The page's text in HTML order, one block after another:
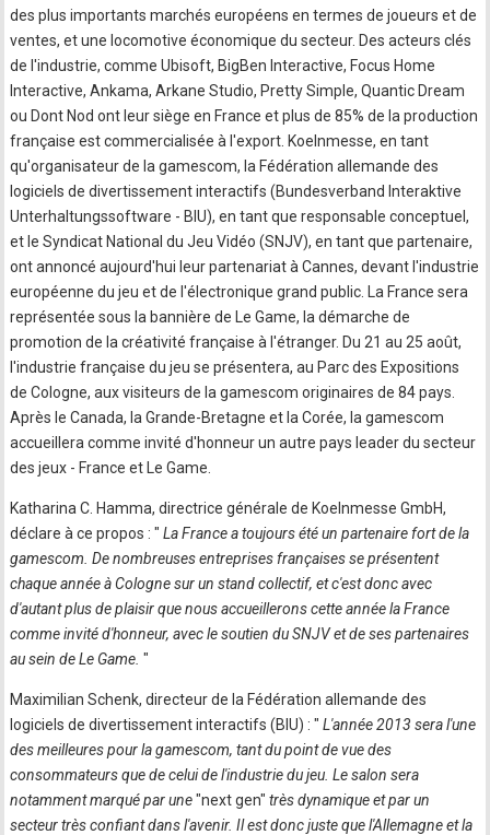
des plus importants marchés européens en termes de joueurs et de
ventes, et une locomotive économique du secteur. Des acteurs clés
de l'industrie, comme Ubisoft, BigBen Interactive, Focus Home
Interactive, Ankama, Arkane Studio, Pretty Simple, Quantic Dream
ou Dont Nod ont leur siège en France et plus de 85% de la production
française est commercialisée à l'export. Koelnmesse, en tant
qu'organisateur de la gamescom, la Fédération allemande des
logiciels de divertissement interactifs (Bundesverband Interaktive
Unterhaltungssoftware - BIU), en tant que responsable conceptuel,
et le Syndicat National du Jeu Vidéo (SNJV), en tant que partenaire,
ont annoncé aujourd'hui leur partenariat à Cannes, devant l'industrie
européenne du jeu et de l'électronique grand public. La France sera
représentée sous la bannière de Le Game, la démarche de
promotion de la créativité française à l'étranger. Du 21 au 25 août,
l'industrie française du jeu se présentera, au Parc des Expositions
de Cologne, aux visiteurs de la gamescom originaires de 84 pays.
Après le Canada, la Grande-Bretagne et la Corée, la gamescom
accueillera comme invité d'honneur un autre pays leader du secteur
des jeux - France et Le Game.
Katharina C. Hamma, directrice générale de Koelnmesse GmbH,
déclare à ce propos : " La France a toujours été un partenaire fort de la
gamescom. De nombreuses entreprises françaises se présentent
chaque année à Cologne sur un stand collectif, et c'est donc avec
d'autant plus de plaisir que nous accueillerons cette année la France
comme invité d'honneur, avec le soutien du SNJV et de ses partenaires
au sein de Le Game."
Maximilian Schenk, directeur de la Fédération allemande des
logiciels de divertissement interactifs (BIU) : " L'année 2013 sera l'une
des meilleures pour la gamescom, tant du point de vue des
consommateurs que de celui de l'industrie du jeu. Le salon sera
notamment marqué par une"next gen" très dynamique et par un
secteur très confiant dans l'avenir. Il est donc juste que l'Allemagne et la